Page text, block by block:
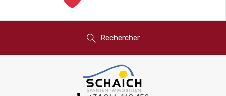
Rechercher